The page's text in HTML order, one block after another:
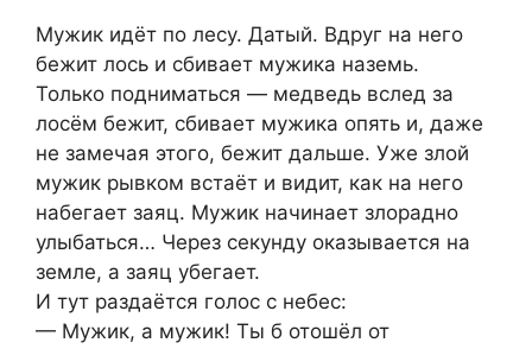
Мужик идёт по лесу. Датый. Вдруг на него
бежит лось и сбивает мужика наземь.
Только подниматься — медведь вслед за
лосём бежит, сбивает мужика опять и, даже
не замечая этого, бежит дальше. Уже злой
мужик рывком встаёт и видит, как на него
набегает заяц. Мужик начинает злорадно
улыбаться… Через секунду оказывается на
земле, а заяц убегает.
И тут раздаётся голос с небес:
— Мужик, а мужик! Ты б отошёл от